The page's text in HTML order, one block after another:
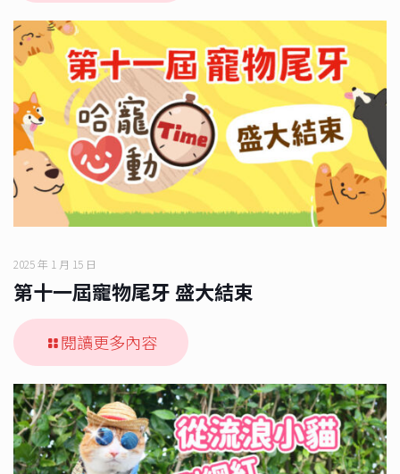
2025 年 1 月 15 日
第十一屆寵物尾牙 盛大結束
閱讀更多內容